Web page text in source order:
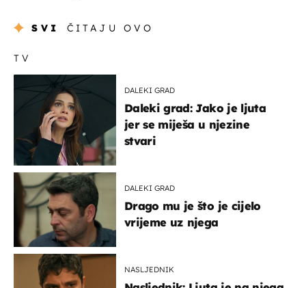
SVI ČITAJU OVO
TV
DALEKI GRAD
Daleki grad: Jako je ljuta
jer se miješa u njezine
stvari
DALEKI GRAD
Drago mu je što je cijelo
vrijeme uz njega
NASLJEDNIK